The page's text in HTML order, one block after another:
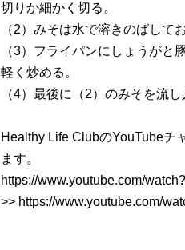
切りか細かく切る。
（2）みそは水で溶きのばしてお
（3）フライパンにしょうがと
軽く炒める。
（4）最後に（2）のみそを流
Healthy Life ClubのYouTubeチ
ます。
https://www.youtube.com/
>> https://www.youtube.com/